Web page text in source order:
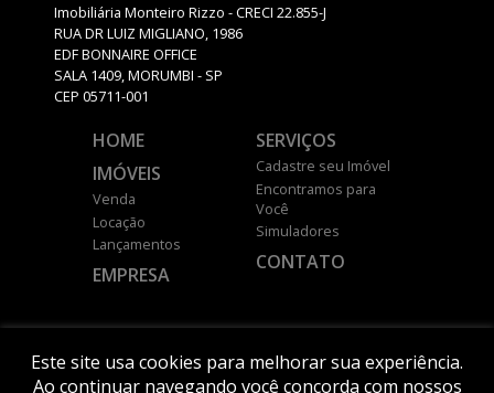
Este site usa cookies para melhorar sua experiência.
Ao continuar navegando você concorda com nossos
Imobiliária Monteiro Rizzo - CRECI 22.855-J
RUA DR LUIZ MIGLIANO, 1986
EDF BONNAIRE OFFICE
SALA 1409, MORUMBI - SP
CEP 05711-001
HOME
IMÓVEIS
Venda
Locação
Lançamentos
EMPRESA
SERVIÇOS
Cadastre seu Imóvel
Encontramos para
Você
Simuladores
CONTATO